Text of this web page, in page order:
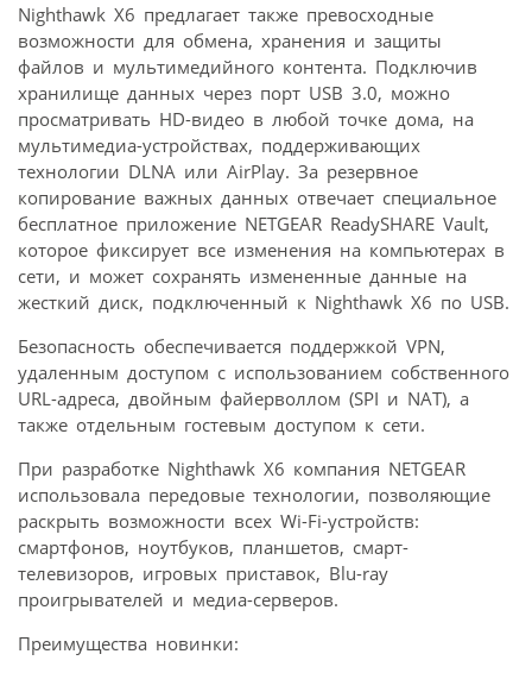
Nighthawk X6 предлагает также превосходные
возможности для обмена, хранения и защиты
файлов и мультимедийного контента. Подключив
хранилище данных через порт USB 3.0, можно
просматривать HD-видео в любой точке дома, на
мультимедиа-устройствах, поддерживающих
технологии DLNA или AirPlay. За резервное
копирование важных данных отвечает специальное
бесплатное приложение NETGEAR ReadySHARE Vault,
которое фиксирует все изменения на компьютерах в
сети, и может сохранять измененные данные на
жесткий диск, подключенный к Nighthawk X6 по USB.
Безопасность обеспечивается поддержкой VPN,
удаленным доступом с использованием собственного
URL-адреса, двойным файерволлом (SPI и NAT), а
также отдельным гостевым доступом к сети.
При разработке Nighthawk X6 компания NETGEAR
использовала передовые технологии, позволяющие
раскрыть возможности всех Wi-Fi-устройств:
смартфонов, ноутбуков, планшетов, смарт-
телевизоров, игровых приставок, Blu-ray
проигрывателей и медиа-серверов.
Преимущества новинки: